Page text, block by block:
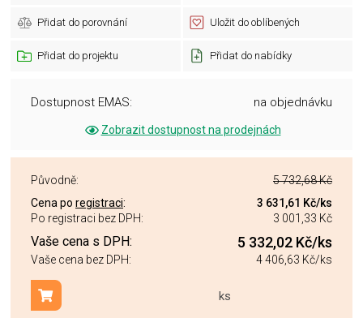
Přidat do porovnání Uložit do oblíbených
Přidat do projektu Přidat do nabídky
Dostupnost EMAS: na objednávku
Zobrazit dostupnost na prodejnách
Původně:
5 732,68 Kč
Cena po registraci: 3 631,61 Kč/ks
Po registraci bez DPH:
3 001,33 Kč
Vaše cena s DPH: 5 332,02 Kč/ks
Vaše cena bez DPH: 4 406,63 Kč/ks
ks
Přidat do košíku